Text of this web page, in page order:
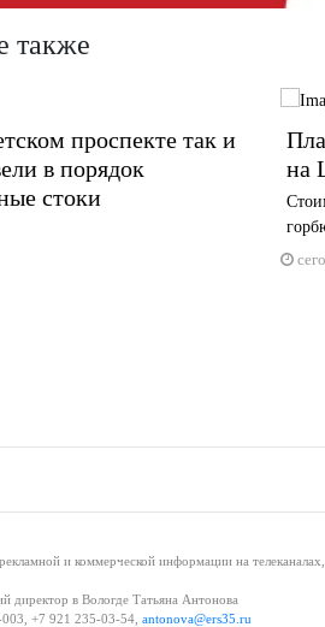
также
проспекте так и
в порядок
стоки
на
и коммерческой информации на
директор в Вологде Татьяна Антонова
+7 921 235-03-54, antonova@ers35.ru